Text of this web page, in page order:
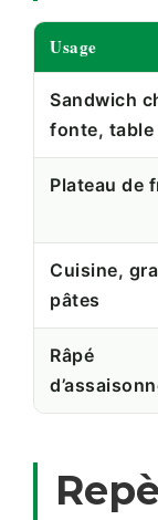
Usage
Sandwich
fonte, table
Plateau de
Cuisine,
pâtes
Râpé